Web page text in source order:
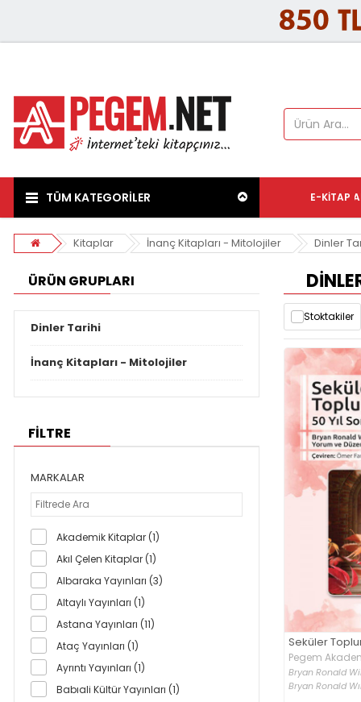
TÜM KATEGORİLER E-KITAP
Kitaplar İnanç Kitapları - Mitolojiler Dinler
ÜRÜN GRUPLARI
Dinler Tarihi
İnanç Kitapları - Mitolojiler
FİLTRE
MARKALAR
Akademik Kitaplar (1)
Akıl Çelen Kitaplar (1)
Albaraka Yayınları (3)
Altaylı Yayınları (1)
Astana Yayınları (11)
Ataç Yayınları (1)
Ayrıntı Yayınları (1)
Babıali Kültür Yayınları (1)
Stoktakiler
Seküler
Pegem
Bryan Ronald
Bryan Ronald